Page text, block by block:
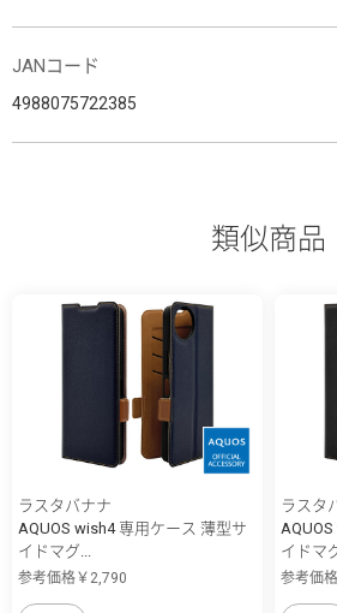
JANコード
4988075722385
類似商品
ラスタバナナ
AQUOS wish4 専用ケース 薄型サ
イドマグ...
参考価格￥2,790
ラスタ
イドマ
参考価